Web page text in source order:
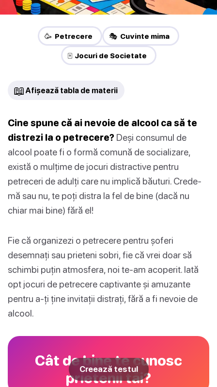
🥳 Petrecere 🎭 Cuvinte mima
🀄 Jocuri de Societate
📖 Afișează tabla de materii
Cine spune că ai nevoie de alcool ca să te
distrezi la o petrecere? Deși consumul de
alcool poate fi o formă comună de socializare,
există o mulțime de jocuri distractive pentru
petreceri de adulți care nu implică băuturi. Crede-
mă sau nu, te poți distra la fel de bine (dacă nu
chiar mai bine) fără el!
Fie că organizezi o petrecere pentru șoferi
desemnați sau prieteni sobri, fie că vrei doar să
schimbi puțin atmosfera, noi te-am acoperit. Iată
opt jocuri de petrecere captivante și amuzante
pentru a-ți ține invitații distrați, fără a fi nevoie de
alcool.
Cât de bine te cunosc
prietenii tăi?
Creează testul